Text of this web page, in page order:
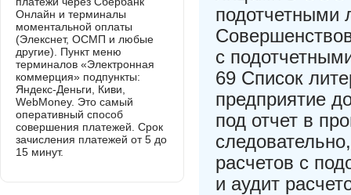
с
69 Список
предприятие
под отчет в
расчетов с
и аудит
Онлайн и терминалы
моментальной оплаты
(Элекснет, ОСМП и любые
другие). Пункт меню
терминалов «Электронная
коммерция» подпункты:
Яндекс-Деньги, Киви,
WebMoney. Это самый
оперативный способ
совершения платежей. Срок
зачисления платежей от 5 до
15 минут.